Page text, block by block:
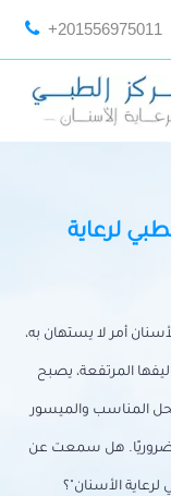
+201556975011
لرعاية
أمر لا يستهان به،
المرتفعة، يصبح
المناسب والميسور
ضروريًا. هل سمعت عن
لرعاية الأسنان"؟